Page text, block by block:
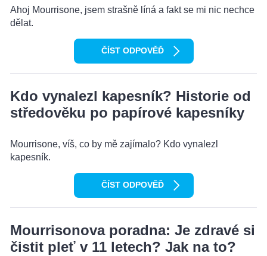
Ahoj Mourrisone, jsem strašně líná a fakt se mi nic nechce
dělat.
ČÍST ODPOVĚĎ
Kdo vynalezl kapesník? Historie od
středověku po papírové kapesníky
Mourrisone, víš, co by mě zajímalo? Kdo vynalezl
kapesník.
ČÍST ODPOVĚĎ
Mourrisonova poradna: Je zdravé si
čistit pleť v 11 letech? Jak na to?